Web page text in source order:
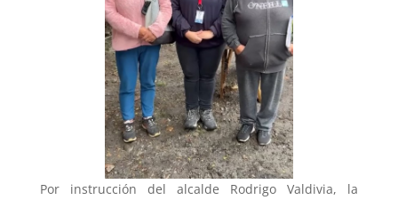
Por instrucción del alcalde Rodrigo Valdivia, la